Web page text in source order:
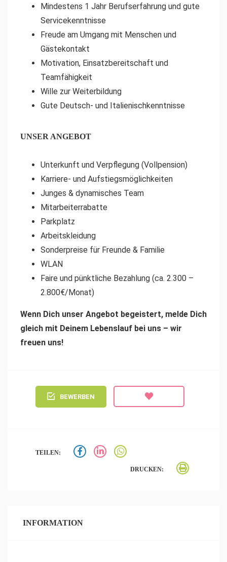
Mindestens 1 Jahr Berufserfahrung und gute
Servicekenntnisse
Freude am Umgang mit Menschen und
Gästekontakt
Motivation, Einsatzbereitschaft und
Teamfähigkeit
Wille zur Weiterbildung
Gute Deutsch- und Italienischkenntnisse
UNSER ANGEBOT
Unterkunft und Verpflegung (Vollpension)
Karriere- und Aufstiegsmöglichkeiten
Junges & dynamisches Team
Mitarbeiterrabatte
Parkplatz
Arbeitskleidung
Sonderpreise für Freunde & Familie
WLAN
Faire und pünktliche Bezahlung (ca. 2.300 –
2.800€/Monat)
Wenn Dich unser Angebot begeistert, melde Dich
gleich mit Deinem Lebenslauf bei uns – wir
freuen uns!
BEWERBEN
TEILEN:
DRUCKEN:
INFORMATION